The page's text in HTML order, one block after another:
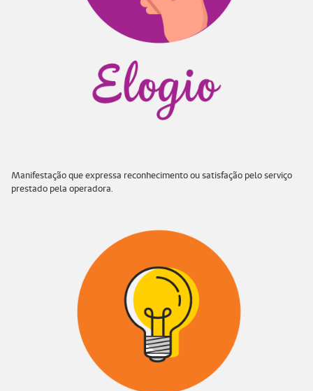
Manifestação que expressa reconhecimento ou satisfação pelo serviço
prestado pela operadora.